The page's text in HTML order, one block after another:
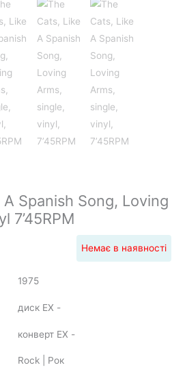
Spanish Song, Loving
7’45RPM
Немає в наявності
1975
диск EX -
конверт EX -
Rock | Рок
REGGAE
ROCK